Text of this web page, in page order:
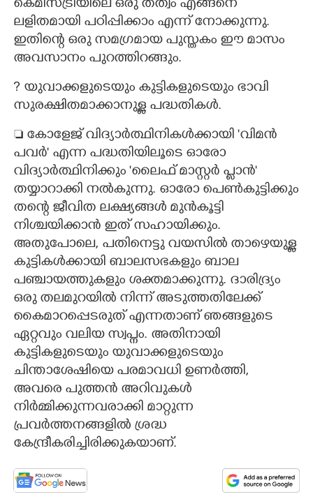
കെമിസ്ട്രിയിലെ ഒരു തത്വം എങ്ങനെ
ലളിതമായി പഠിപ്പിക്കാം എന്ന് നോക്കുന്നു.
ഇതിന്റെ ഒരു സമഗ്രമായ പുസ്തകം ഈ മാസം
അവസാനം പുറത്തിറങ്ങും.
?​ യുവാക്കളുടെയും കുട്ടികളുടെയും ഭാവി
സുരക്ഷിതമാക്കാനുള്ള പദ്ധതികൾ.
 കോളേജ് വിദ്യാർത്ഥിനികൾക്കായി 'വിമൻ
പവർ" എന്ന പദ്ധതിയിലൂടെ ഓരോ
വിദ്യാർത്ഥിനിക്കും 'ലൈഫ് മാസ്റ്റർ പ്ലാൻ"
തയ്യാറാക്കി നൽകുന്നു. ഓരോ പെൺകുട്ടിക്കും
തന്റെ ജീവിത ലക്ഷ്യങ്ങൾ മുൻകൂട്ടി
നിശ്ചയിക്കാൻ ഇത് സഹായിക്കും.
അതുപോലെ,​ പതിനെട്ടു വയസിൽ താഴെയുള്ള
കുട്ടികൾക്കായി ബാലസഭകളും ബാല
പഞ്ചായത്തുകളും ശക്തമാക്കുന്നു. ദാരിദ്ര്യം
ഒരു തലമുറയിൽ നിന്ന് അടുത്തതിലേക്ക്
കൈമാറപ്പെടരുത് എന്നതാണ് ഞങ്ങളുടെ
ഏറ്റവും വലിയ സ്വപ്നം. അതിനായി
കുട്ടികളുടെയും യുവാക്കളുടെയും
ചിന്താശേഷിയെ പരമാവധി ഉണർത്തി,
അവരെ പുത്തൻ അറിവുകൾ
നിർമ്മിക്കുന്നവരാക്കി മാറ്റുന്ന
പ്രവർത്തനങ്ങളിൽ ശ്രദ്ധ
കേന്ദ്രീകരിച്ചിരിക്കുകയാണ്.